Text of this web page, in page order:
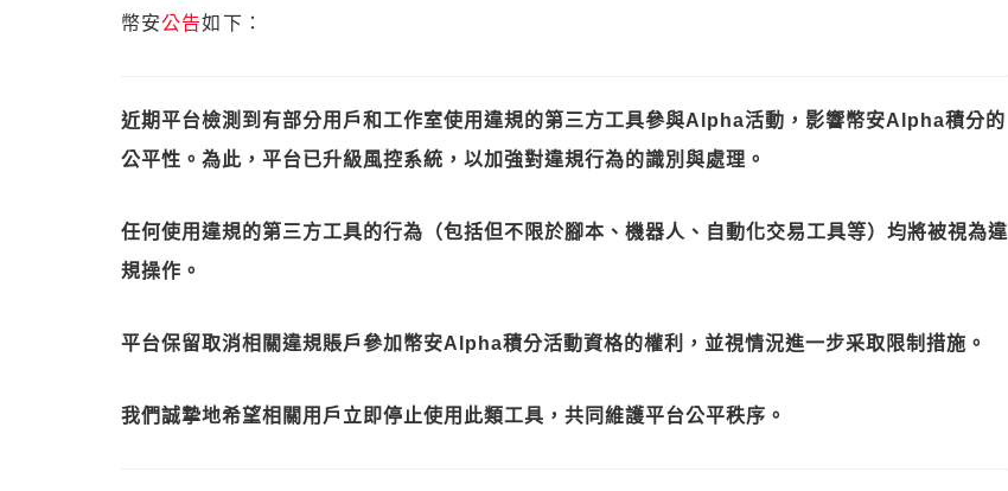
幣安公告如下：
近期平台檢測到有部分用戶和工作室使用違規的第三方工具參與Alpha活動，影響幣安Alpha積分的
公平性。為此，平台已升級風控系統，以加強對違規行為的識別與處理。
任何使用違規的第三方工具的行為（包括但不限於腳本、機器人、自動化交易工具等）均將被視為違
規操作。
平台保留取消相關違規賬戶參加幣安Alpha積分活動資格的權利，並視情況進一步采取限制措施。
我們誠摯地希望相關用戶立即停止使用此類工具，共同維護平台公平秩序。